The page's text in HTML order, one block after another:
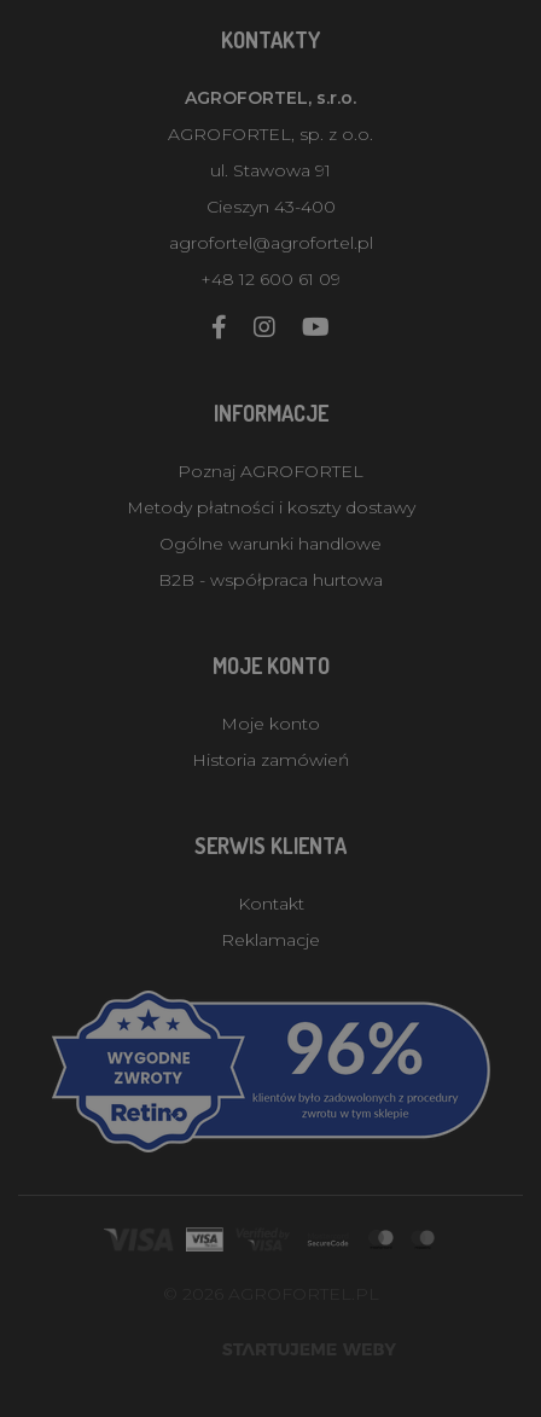
KONTAKTY
AGROFORTEL, s.r.o.
AGROFORTEL, sp. z o.o.
ul. Stawowa 91
Cieszyn 43-400
agrofortel@agrofortel.pl
+48 12 600 61 09
INFORMACJE
Poznaj AGROFORTEL
Metody płatności i koszty dostawy
Ogólne warunki handlowe
B2B - współpraca hurtowa
MOJE KONTO
Moje konto
Historia zamówień
SERWIS KLIENTA
Kontakt
Reklamacje